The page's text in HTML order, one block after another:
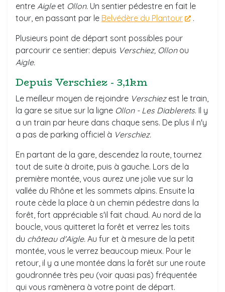
entre Aigleet Ollon. Un sentier pédestre en fait le
tour, en passant par le Belvédère du Plantour
.
Plusieurs point de départ sont possibles pour
parcourir ce sentier: depuis Verschiez, Ollonou
Aigle.
Depuis Verschiez - 3,1km
Le meilleur moyen de rejoindre Verschiezest le train,
la gare se situe sur la ligne Ollon - Les Diablerets. Il y
a un train par heure dans chaque sens. De plus il n'y
a pas de parking officiel à Verschiez.
En partant de la gare, descendez la route, tournez
tout de suite à droite, puis à gauche. Lors de la
première montée, vous aurez une jolie vue sur la
vallée du Rhône et les sommets alpins. Ensuite la
route cède la place à un chemin pédestre dans la
forêt, fort appréciable s'il fait chaud. Au nord de la
boucle, vous quitteret la forêt et verrez les toits
du château d'Aigle. Au fur et à mesure de la petit
montée, vous le verrez beaucoup mieux. Pour le
retour, il y a une montée dans la forêt sur une route
goudronnée très peu (voir quasi pas) fréquentée
qui vous ramènera à votre point de départ.